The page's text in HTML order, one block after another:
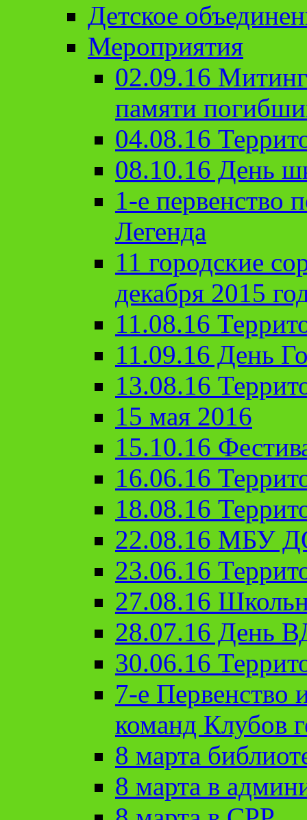
Детское
Мероприятия
02.09.16
памяти
04.08.16
08.10.16 День
1-е первенство
Легенда
11 городские
декабря 2015
11.08.16
11.09.16 День
13.08.16
15 мая 2016
15.10.16
16.06.16
18.08.16
22.08.16 МБУ
23.06.16
27.08.16
28.07.16 День
30.06.16
7-е Первенство
команд Клубов
8 марта
8 марта в